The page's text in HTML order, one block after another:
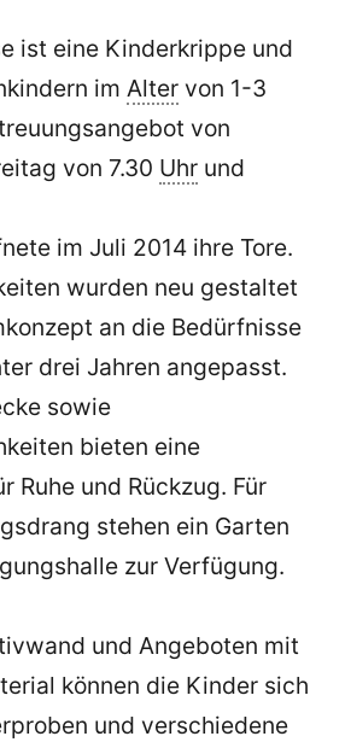
ist eine Kinderkrippe und
im Alter von 1-3
von
von 7.30 Uhr und
im Juli 2014 ihre Tore.
wurden neu gestaltet
an die Bedürfnisse
drei Jahren angepasst.
sowie
bieten eine
Ruhe und Rückzug. Für
stehen ein Garten
zur Verfügung.
und Angeboten mit
können die Kinder sich
und verschiedene